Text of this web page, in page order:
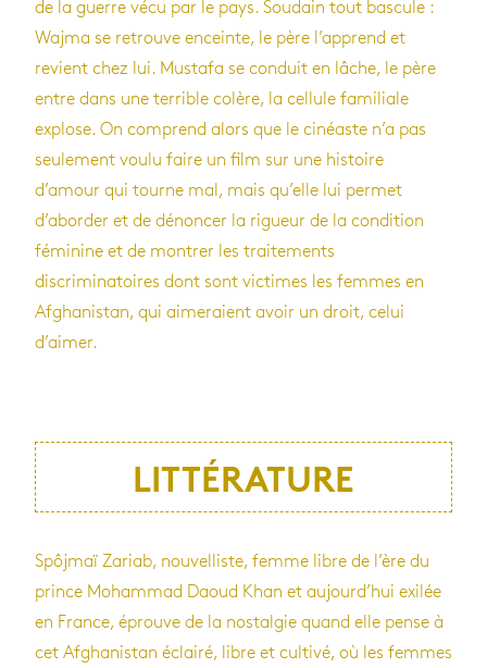
de la guerre vécu par le pays. Soudain tout bascule :
Wajma se retrouve enceinte, le père l’apprend et
revient chez lui. Mustafa se conduit en lâche, le père
entre dans une terrible colère, la cellule familiale
explose. On comprend alors que le cinéaste n’a pas
seulement voulu faire un film sur une histoire
d’amour qui tourne mal, mais qu’elle lui permet
d’aborder et de dénoncer la rigueur de la condition
féminine et de montrer les traitements
discriminatoires dont sont victimes les femmes en
Afghanistan, qui aimeraient avoir un droit, celui
d’aimer.
LITTÉRATURE
Spôjmaï Zariab, nouvelliste, femme libre de l’ère du
prince Mohammad Daoud Khan et aujourd’hui exilée
en France, éprouve de la nostalgie quand elle pense à
cet Afghanistan éclairé, libre et cultivé, où les femmes